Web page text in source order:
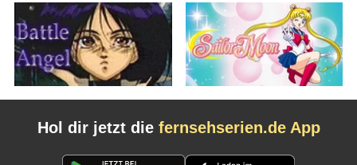
Hol dir jetzt die fernsehserien.de App